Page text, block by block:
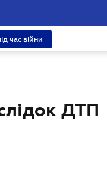
час війни
ДТП